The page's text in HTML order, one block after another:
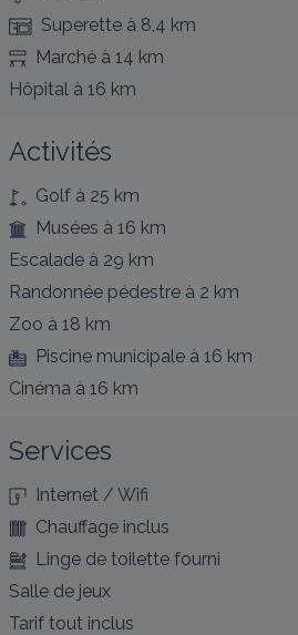
Superette à 8,4 km
Marché à 14 km
Hôpital à 16 km
Activités
Golf à 25 km
Musées à 16 km
Escalade à 29 km
Randonnée pédestre à 2 km
Zoo à 18 km
Piscine municipale à 16 km
Cinéma à 16 km
Services
Internet / Wifi
Chauffage inclus
Linge de toilette fourni
Salle de jeux
Tarif tout inclus